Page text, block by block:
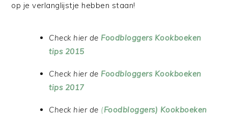
op je verlanglijstje hebben staan!
Check hier de Foodbloggers Kookboeken
tips 2015
Check hier de Foodbloggers Kookboeken
tips 2017
Check hier de (Foodbloggers) Kookboeken